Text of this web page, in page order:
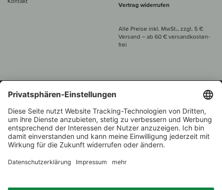
Vertrag widerrufen
Alle Preise inkl. MwSt., zzgl. 5 €
Versand – ab 60 € versand­kosten­
frei
Beratung unter
+49 421 696 797-0
1.000 Winzer –
Über 7.000 Weine
Weinhändler
des Jahres 2022